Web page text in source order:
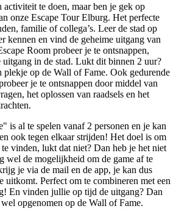
activiteit te doen, maar ben je gek op
onze Escape Tour Elburg. Het perfecte
familie of collega’s. Leer de stad op
kennen en vind de geheime uitgang van
Room probeer je te ontsnappen,
uitgang in de stad. Lukt dit binnen 2 uur?
plekje op de Wall of Fame. Ook gedurende
je te ontsnappen door middel van
het oplossen van raadsels en het
is al te spelen vanaf 2 personen en je kan
ook tegen elkaar strijden! Het doel is om
vinden, lukt dat niet? Dan heb je het niet
wel de mogelijkheid om de game af te
je via de mail en de app, je kan dus
uitkomt. Perfect om te combineren met een
En vinden jullie op tijd de uitgang? Dan
opgenomen op de Wall of Fame.